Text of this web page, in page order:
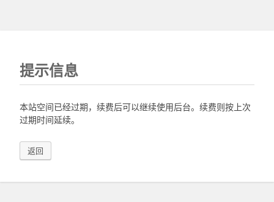
提示信息
本站空间已经过期，续费后可以继续使用后台。续费则按上次
过期时间延续。
返回